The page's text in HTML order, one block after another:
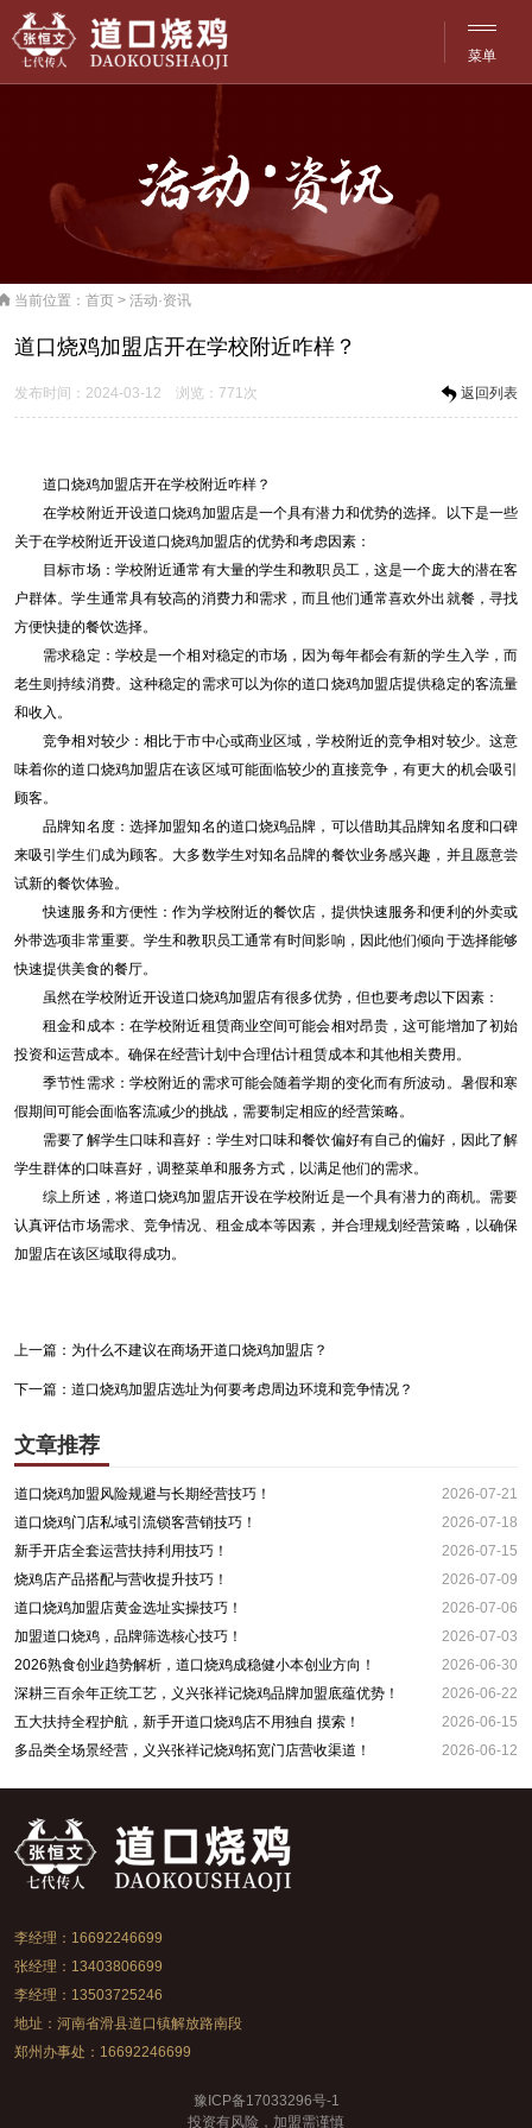
菜单
网站·首页
品牌·文化
历史·传承
产品·介绍
探访·分店
洽谈·合作
联系·服务
当前位置： 首页 > 活动·资讯
道口烧鸡加盟店开在学校附近咋样？
发布时间：2024-03-12 浏览：771次 返回列表
道口烧鸡加盟店开在学校附近咋样？
在学校附近开设道口烧鸡加盟店是一个具有潜力和优势的选择。以下是一些
关于在学校附近开设道口烧鸡加盟店的优势和考虑因素：
目标市场：学校附近通常有大量的学生和教职员工，这是一个庞大的潜在客
户群体。学生通常具有较高的消费力和需求，而且他们通常喜欢外出就餐，寻找
方便快捷的餐饮选择。
需求稳定：学校是一个相对稳定的市场，因为每年都会有新的学生入学，而
老生则持续消费。这种稳定的需求可以为你的道口烧鸡加盟店提供稳定的客流量
和收入。
竞争相对较少：相比于市中心或商业区域，学校附近的竞争相对较少。这意
味着你的道口烧鸡加盟店在该区域可能面临较少的直接竞争，有更大的机会吸引
顾客。
品牌知名度：选择加盟知名的道口烧鸡品牌，可以借助其品牌知名度和口碑
来吸引学生们成为顾客。大多数学生对知名品牌的餐饮业务感兴趣，并且愿意尝
试新的餐饮体验。
快速服务和方便性：作为学校附近的餐饮店，提供快速服务和便利的外卖或
外带选项非常重要。学生和教职员工通常有时间影响，因此他们倾向于选择能够
快速提供美食的餐厅。
虽然在学校附近开设道口烧鸡加盟店有很多优势，但也要考虑以下因素：
租金和成本：在学校附近租赁商业空间可能会相对昂贵，这可能增加了初始
投资和运营成本。确保在经营计划中合理估计租赁成本和其他相关费用。
季节性需求：学校附近的需求可能会随着学期的变化而有所波动。暑假和寒
假期间可能会面临客流减少的挑战，需要制定相应的经营策略。
需要了解学生口味和喜好：学生对口味和餐饮偏好有自己的偏好，因此了解
学生群体的口味喜好，调整菜单和服务方式，以满足他们的需求。
综上所述，将道口烧鸡加盟店开设在学校附近是一个具有潜力的商机。需要
认真评估市场需求、竞争情况、租金成本等因素，并合理规划经营策略，以确保
加盟店在该区域取得成功。
上一篇： 为什么不建议在商场开道口烧鸡加盟店？
下一篇： 道口烧鸡加盟店选址为何要考虑周边环境和竞争情况？
文章推荐
道口烧鸡加盟风险规避与长期经营技巧！
2026-07-21
道口烧鸡门店私域引流锁客营销技巧！
2026-07-18
新手开店全套运营扶持利用技巧！
2026-07-15
烧鸡店产品搭配与营收提升技巧！
2026-07-09
道口烧鸡加盟店黄金选址实操技巧！
2026-07-06
加盟道口烧鸡，品牌筛选核心技巧！
2026-07-03
2026熟食创业趋势解析，道口烧鸡成稳健小本创业方向！
2026-06-30
深耕三百余年正统工艺，义兴张祥记烧鸡品牌加盟底蕴优势！
2026-06-22
五大扶持全程护航，新手开道口烧鸡店不用独自 摸索！
2026-06-15
多品类全场景经营，义兴张祥记烧鸡拓宽门店营收渠道！
2026-06-12
李经理：16692246699
张经理：13403806699
李经理：13503725246
地址：河南省滑县道口镇解放路南段
郑州办事处：16692246699
豫ICP备17033296号-1
投资有风险，加盟需谨慎